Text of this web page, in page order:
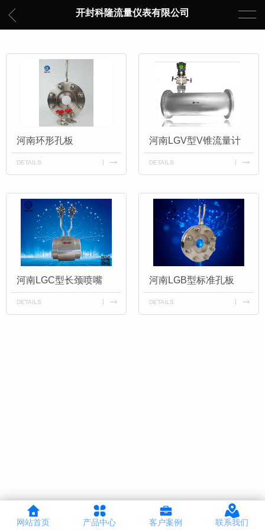
开封科隆流量仪表有限公司
河南环形孔板
DETAILS
河南LGV型V锥流量计
DETAILS
河南LGC型长颈喷嘴
DETAILS
河南LGB型标准孔板
DETAILS
网站首页 产品中心 客户案例 联系我们